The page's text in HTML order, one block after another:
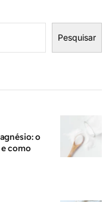
Pesquisar
o
como